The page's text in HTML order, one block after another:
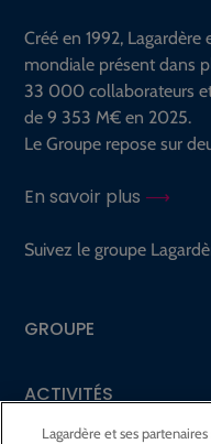
Créé en 1992,
mondiale présent dans
33 000 collaborateurs
de 9 353 M€ en 2025.
Le Groupe repose sur
En savoir plus
Suivez le groupe
GROUPE
ACTIVITÉS
Lagardère et ses